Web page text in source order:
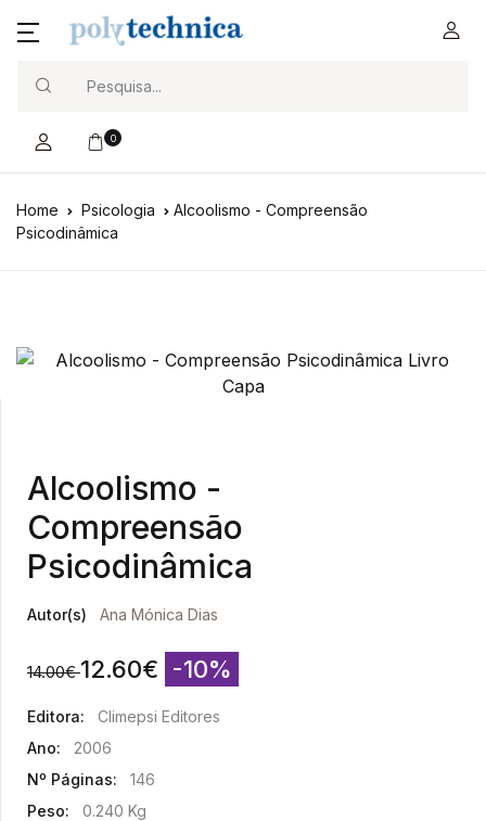
0
Home Psicologia
Alcoolismo - Compreensão
Psicodinâmica
Alcoolismo -
Compreensão
Psicodinâmica
Autor(s) Ana Mónica Dias
14.00€ 12.60€ -10%
Editora:
Climepsi Editores
Ano:
2006
Nº Páginas:
146
Peso:
0.240 Kg